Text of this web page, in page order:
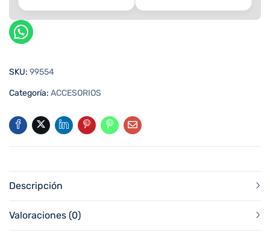
SKU: 99554
Categoría: ACCESORIOS
Descripción
Valoraciones (0)